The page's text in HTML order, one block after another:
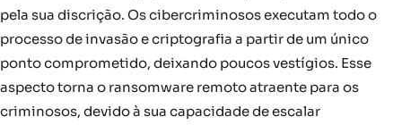
pela sua discrição. Os cibercriminosos executam todo o
processo de invasão e criptografia a partir de um único
ponto comprometido, deixando poucos vestígios. Esse
aspecto torna o ransomware remoto atraente para os
criminosos, devido à sua capacidade de escalar